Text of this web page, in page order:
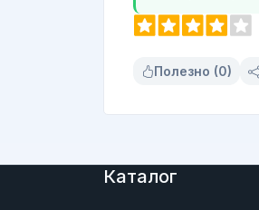
Полезно (0)
Каталог